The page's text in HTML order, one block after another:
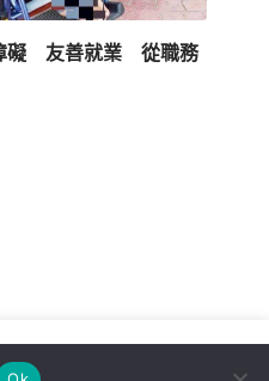
礙 友善就業 從職務